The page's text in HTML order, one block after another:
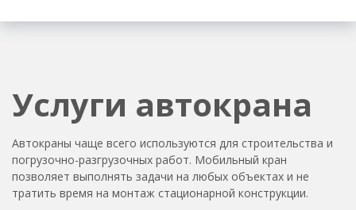
Услуги автокрана
Автокраны чаще всего используются для строительства и
погрузочно-разгрузочных работ. Мобильный кран
позволяет выполнять задачи на любых объектах и не
тратить время на монтаж стационарной конструкции.